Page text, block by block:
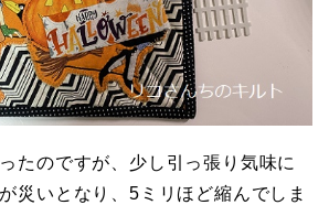
たのですが、少し引っ張り気味に
災いとなり、5ミリほど縮んでしま